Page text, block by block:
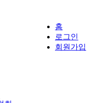
홈
로그인
회원가입